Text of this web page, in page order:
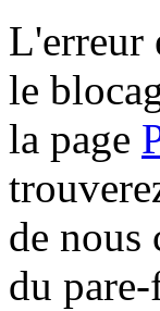
L'erreur
le
la page
de nous
du